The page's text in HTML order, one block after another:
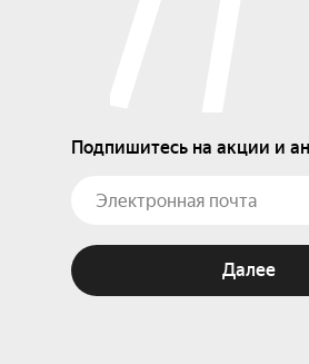
Подпишитесь на акции и
Далее